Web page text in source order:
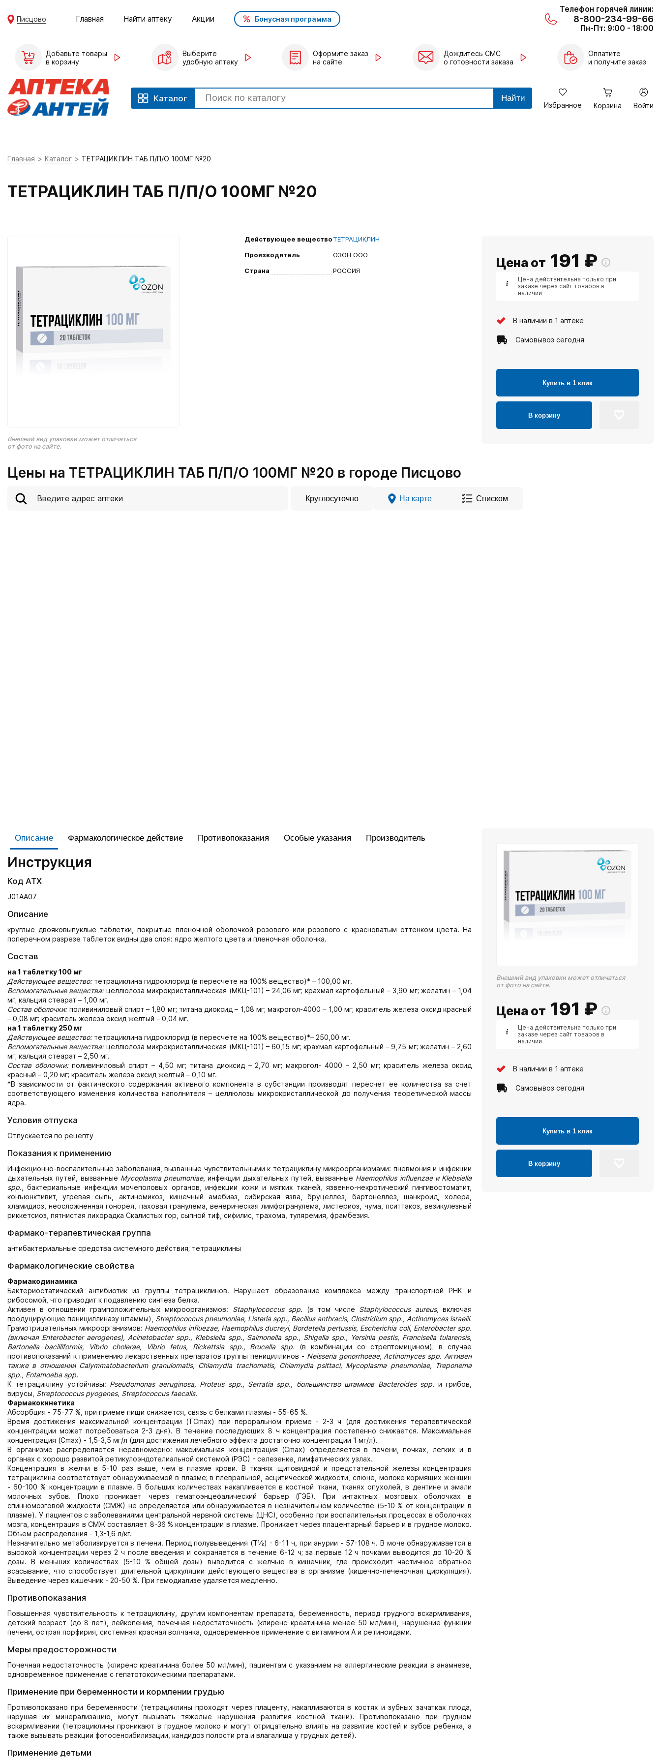
Писцово Главная Найти аптеку Акции Бонусная программа
Телефон горячей линии:
8-800-234-99-66
Пн-Пт: 9:00 - 18:00
Добавьте товары
в корзину
Выберите
удобную аптеку
Оформите заказ
на сайте
Дождитесь СМС
о готовности заказа
Оплатите
и получите заказ
Каталог Найти
Избранное Корзина Войти
Главная Каталог ТЕТРАЦИКЛИН ТАБ П/П/О 100МГ №20
ТЕТРАЦИКЛИН ТАБ П/П/О 100МГ №20
Внешний вид упаковки может отличаться
от фото на сайте.
Действующее веществоТЕТРАЦИКЛИН
Производитель
ОЗОН ООО
Страна
РОССИЯ
Цена от 191 ₽
Цена действительна только при
заказе через сайт товаров в
наличии
В наличии в 1 аптеке
Самовывоз сегодня
Купить в 1 клик
В корзину
Цены на ТЕТРАЦИКЛИН ТАБ П/П/О 100МГ №20 в городе Писцово
Круглосуточно На карте Списком
Описание Фармакологическое действие Противопоказания Особые указания Производитель
Инструкция
Код АТХ
J01AA07
Описание
круглые двояковыпуклые таблетки, покрытые пленочной оболочкой розового или розового с красноватым оттенком цвета. На
поперечном разрезе таблеток видны два слоя: ядро желтого цвета и пленочная оболочка.
Состав
на 1 таблетку 100 мг
Действующее вещество: тетрациклина гидрохлорид (в пересчете на 100% вещество)* – 100,00 мг.
Вспомогательные вещества: целлюлоза микрокристаллическая (МКЦ-101) – 24,06 мг; крахмал картофельный – 3,90 мг; желатин – 1,04
мг; кальция стеарат – 1,00 мг.
Состав оболочки:поливиниловый спирт – 1,80 мг; титана диоксид – 1,08 мг; макрогол-4000 – 1,00 мг; краситель железа оксид красный
– 0,08 мг; краситель железа оксид желтый – 0,04 мг.
на 1 таблетку 250 мг
Действующее вещество: тетрациклина гидрохлорид (в пересчете на 100% вещество)*– 250,00 мг.
Вспомогательные вещества:целлюлоза микрокристаллическая (МКЦ-101) – 60,15 мг; крахмал картофельный – 9,75 мг; желатин – 2,60
мг; кальция стеарат – 2,50 мг.
Состав оболочки: поливиниловый спирт – 4,50 мг; титана диоксид – 2,70 мг; макрогол- 4000 – 2,50 мг; краситель железа оксид
красный – 0,20 мг; краситель железа оксид желтый – 0,10 мг.
*В зависимости от фактического содержания активного компонента в субстанции производят пересчет ее количества за счет
соответствующего изменения количества наполнителя – целлюлозы микрокристаллической до получения теоретической массы
ядра.
Условия отпуска
Отпускается по рецепту
Показания к применению
Инфекционно-воспалительные заболевания, вызванные чувствительными к тетрациклину микроорганизмами: пневмония и инфекции
дыхательных путей, вызванные Mycoplasma pneumoniae, инфекции дыхательных путей, вызванные Haemophilus influenzae и Klebsiella
spp. , бактериальные инфекции мочеполовых органов, инфекции кожи и мягких тканей, язвенно-некротический гингивостоматит,
конъюнктивит, угревая сыпь, актиномикоз, кишечный амебиаз, сибирская язва, бруцеллез, бартонеллез, шанкроид, холера,
хламидиоз, неосложненная гонорея, паховая гранулема, венерическая лимфогранулема, листериоз, чума, пситтакоз, везикулезный
риккетсиоз, пятнистая лихорадка Скалистых гор, сыпной тиф, сифилис, трахома, туляремия, фрамбезия.
Фармако-терапевтическая группа
антибактериальные средства системного действия; тетрациклины
Фармакологические свойства
Фармакодинамика
Бактериостатический антибиотик из группы тетрациклинов. Нарушает образование комплекса между транспортной РНК и
рибосомой, что приводит к подавлению синтеза белка.
Активен в отношении грамположительных микроорганизмов: Staphylococcus spp. (в том числе Staphylococcus aureus, включая
продуцирующие пенициллиназу штаммы), Streptococcus pneumoniae, Listeria spp., Bacillus anthracis, Clostridium spp., Actinomyces israelii.
Грамотрицательных микроорганизмов: Haemophilus influezae, Haemophilus ducreyi, Bordetella pertussis, Escherichia coli, Enterobacter spp.
(включая Enterobacter aerogenes), Acinetobacter spp., Klebsiella spp., Salmonella spp., Shigella spp., Yersinia pestis, Francisella tularensis,
Bartonella bacilliformis, Vibrio cholerae, Vibrio fetus, Rickettsia spp., Brucella spp. (в комбинации co стрептомицином); в случае
противопоказаний к применению лекарственных препаратов группы пенициллинов - Neisseria gonorrhoeae, Actinomyces spp. Активен
также в отношении Calymmatobacterium granulomatis, Chlamydia trachomatis, Chlamydia psittaci, Mycoplasma pneumoniaе, Treponema
spp., Entamoeba spp.
К тетрациклину устойчивы: Pseudomonas aeruginosa, Proteus spp., Serratia spp., большинство штаммов Bacteroides spp. и грибов,
вирусы, Streptococcus pyogenes, Streptococcus faecalis.
Фармакокинетика
Абсорбция - 75-77 %, при приеме пищи снижается, связь с белками плазмы - 55-65 %.
Время достижения максимальной концентрации (ТСmах) при пероральном приеме - 2-3 ч (для достижения терапевтической
концентрации может потребоваться 2-3 дня). В течение последующих 8 ч концентрация постепенно снижается. Максимальная
концентрация (Сmах) - 1,5-3,5 мг/л (для достижения лечебного эффекта достаточно концентрации 1 мг/л).
В организме распределяется неравномерно: максимальная концентрация (Сmах) определяется в печени, почках, легких и в
органах с хорошо развитой ретикулоэндотелиальной системой (РЭС) - селезенке, лимфатических узлах.
Концентрация в желчи в 5-10 раз выше, чем в плазме крови. В тканях щитовидной и предстательной железы концентрация
тетрациклина соответствует обнаруживаемой в плазме; в плевральной, асцитической жидкости, слюне, молоке кормящих женщин
- 60-100 % концентрации в плазме. В больших количествах накапливается в костной ткани, тканях опухолей, в дентине и эмали
молочных зубов. Плохо проникает через гематоэнцефалический барьер (ГЭБ). При интактных мозговых оболочках в
спинномозговой жидкости (СМЖ) не определяется или обнаруживается в незначительном количестве (5-10 % от концентрации в
плазме). У пациентов с заболеваниями центральной нервной системы (ЦНС), особенно при воспалительных процессах в оболочках
мозга, концентрация в СМЖ составляет 8-36 % концентрации в плазме. Проникает через плацентарный барьер и в грудное молоко.
Объем распределения - 1,3-1,6 л/кг.
Незначительно метаболизируется в печени. Период полувыведения (Т½) - 6-11 ч, при анурии - 57-108 ч. В моче обнаруживается в
высокой концентрации через 2 ч после введения и сохраняется в течение 6-12 ч; за первые 12 ч почками выводится до 10-20 %
дозы. В меньших количествах (5-10 % общей дозы) выводится с желчью в кишечник, где происходит частичное обратное
всасывание, что способствует длительной циркуляции действующего вещества в организме (кишечно-печеночная циркуляция).
Выведение через кишечник - 20-50 %. При гемодиализе удаляется медленно.
Противопоказания
Повышенная чувствительность к тетрациклину, другим компонентам препарата, беременность, период грудного вскармливания,
детский возраст (до 8 лет), лейкопения, почечная недостаточность (клиренс креатинина менее 50 мл/мин), нарушение функции
печени, острая порфирия, системная красная волчанка, одновременное применение с витамином А и ретиноидами.
Меры предосторожности
Почечная недостаточность (клиренс креатинина более 50 мл/мин), пациентам с указанием на аллергические реакции в анамнезе,
одновременное применение с гепатотоксическими препаратами.
Применение при беременности и кормлении грудью
Противопоказано при беременности (тетрациклины проходят через плаценту, накапливаются в костях и зубных зачатках плода,
нарушая их минерализацию, могут вызывать тяжелые нарушения развития костной ткани). Противопоказано при грудном
вскармливании (тетрациклины проникают в грудное молоко и могут отрицательно влиять на развитие костей и зубов ребенка, а
также вызывать реакции фотосенсибилизации, кандидоз полости рта и влагалища у грудных детей).
Применение детьми
Внешний вид упаковки может отличаться
от фото на сайте.
Цена от 191 ₽
Цена действительна только при
заказе через сайт товаров в
наличии
В наличии в 1 аптеке
Самовывоз сегодня
Купить в 1 клик
В корзину